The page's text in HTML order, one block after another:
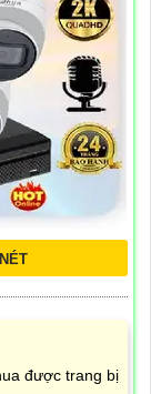
được trang bị